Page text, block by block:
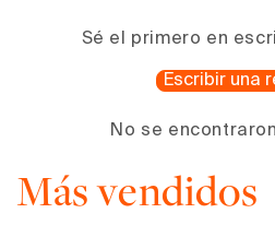
Sé el primero en
Escribir una
No se
Más vendidos